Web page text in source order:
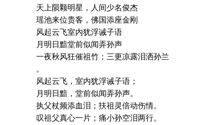
天上陨颗明星，人间少名俊杰
瑶池来位贵客，佛国添座金刚
风起云飞室内犹浮诫子语
月明日黯堂前似闻弄孙声
一夜秋风狂催祖竹；三更凉露泪洒孙兰
。
风起云飞，室内犹浮诫子语；
月明日黯，堂前似闻弄孙声。
执父杖频添血泪；扶祖灵倍动伤情。
叹祖父真心一片；痛小孙空泪两行。